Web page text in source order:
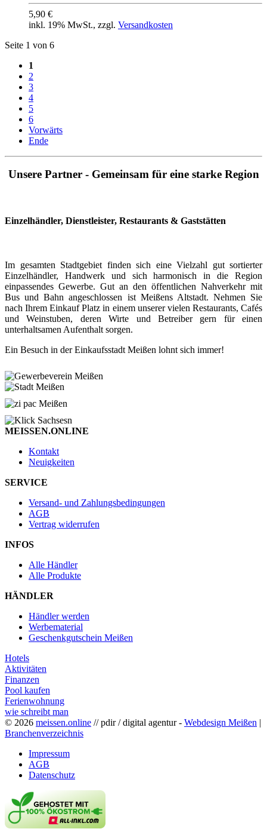
5,90 €
inkl. 19% MwSt., zzgl. Versandkosten
Seite 1 von 6
1
2
3
4
5
6
Vorwärts
Ende
Unsere Partner - Gemeinsam für eine starke Region
Einzelhändler, Dienstleister, Restaurants & Gaststätten
Im gesamten Stadtgebiet finden sich eine Vielzahl gut sortierter
Einzelhändler, Handwerk und sich harmonisch in die Region
einpassendes Gewerbe. Gut an den öffentlichen Nahverkehr mit
Bus und Bahn angeschlossen ist Meißens Altstadt. Nehmen Sie
nach Ihrem Einkauf Platz in einem unserer vielen Restaurants, Cafés
und Weinstuben, deren Wirte und Betreiber gern für einen
unterhaltsamen Aufenthalt sorgen.
Ein Besuch in der Einkaufsstadt Meißen lohnt sich immer!
MEISSEN.ONLINE
Kontakt
Neuigkeiten
SERVICE
Versand- und Zahlungsbedingungen
AGB
Vertrag widerrufen
INFOS
Alle Händler
Alle Produkte
HÄNDLER
Händler werden
Werbematerial
Geschenkgutschein Meißen
Hotels
Aktivitäten
Finanzen
Pool kaufen
Ferienwohnung
wie schreibt man
© 2026 meissen.online // pdir / digital agentur - Webdesign Meißen |
Branchenverzeichnis
Impressum
AGB
Datenschutz